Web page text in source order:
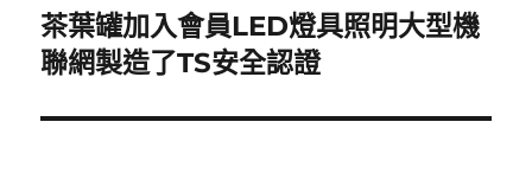
下
一
文
茶葉罐加入會員LED燈具照明大型機
聯網製造了TS安全認證